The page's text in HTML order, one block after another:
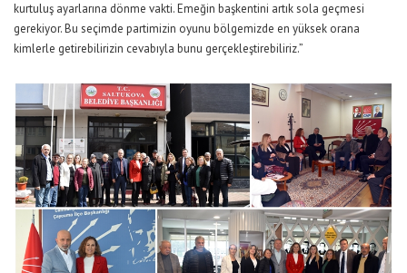
kurtuluş ayarlarına dönme vakti. Emeğin başkentini artık sola geçmesi
gerekiyor. Bu seçimde partimizin oyunu bölgemizde en yüksek orana
kimlerle getirebilirizin cevabıyla bunu gerçekleştirebiliriz.”